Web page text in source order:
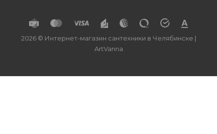
2026 © Интернет-магазин сантехники в Челябинске |
ArtVanna